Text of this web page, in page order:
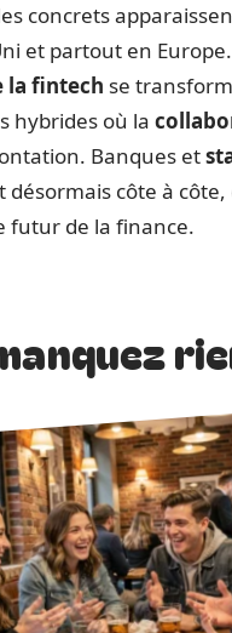
concrets
et partout en
la fintech se
hybrides où la
Banques et
désormais côte à
futur de la finance.